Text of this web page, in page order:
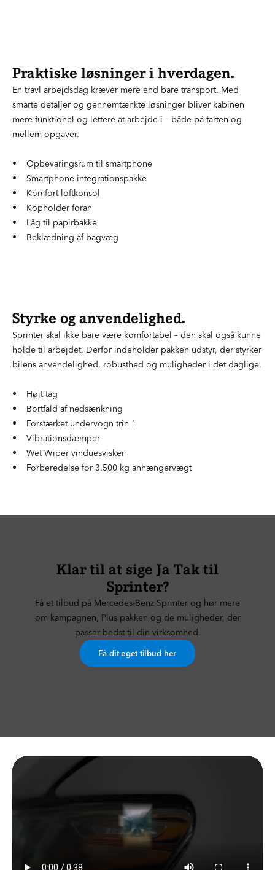
Praktiske løsninger i hverdagen.
En travl arbejdsdag kræver mere end bare transport. Med
smarte detaljer og gennemtænkte løsninger bliver kabinen
mere funktionel og lettere at arbejde i – både på farten og
mellem opgaver.
• Opbevaringsrum til smartphone
• Smartphone integrationspakke
• Komfort loftkonsol
• Kopholder foran
• Låg til papirbakke
• Beklædning af bagvæg
Styrke og anvendelighed.
Sprinter skal ikke bare være komfortabel – den skal også kunne
holde til arbejdet. Derfor indeholder pakken udstyr, der styrker
bilens anvendelighed, robusthed og muligheder i det daglige.
• Højt tag
• Bortfald af nedsænkning
• Forstærket undervogn trin 1
• Vibrationsdæmper
• Wet Wiper vinduesvisker
• Forberedelse for 3.500 kg anhængervægt
Klar til at sige Ja Tak til
Sprinter?
Få et tilbud på Mercedes-Benz Sprinter og hør mere
om kampagnen, Plus pakken og de muligheder, der
passer bedst til din virksomhed.
Få dit eget tilbud her